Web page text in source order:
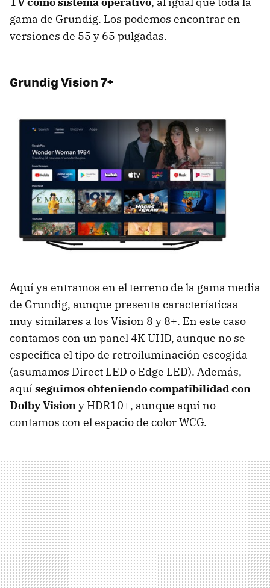
gama de Grundig. Los podemos encontrar en
versiones de 55 y 65 pulgadas.
Grundig Vision 7+
Aquí ya entramos en el terreno de la gama media
de Grundig, aunque presenta características
muy similares a los Vision 8 y 8+. En este caso
contamos con un panel 4K UHD, aunque no se
especifica el tipo de retroiluminación escogida
(asumamos Direct LED o Edge LED). Además,
aquí seguimos obteniendo compatibilidad con
Dolby Visiony HDR10+, aunque aquí no
contamos con el espacio de color WCG.